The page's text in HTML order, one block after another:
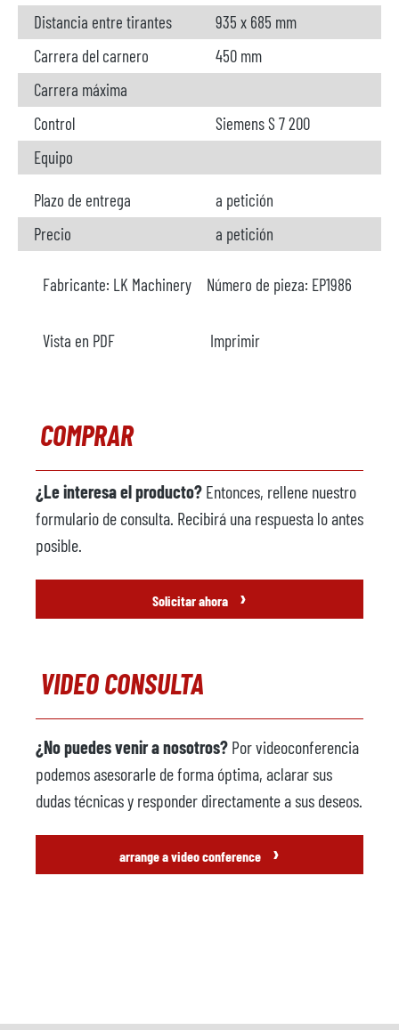
Distancia entre tirantes
935 x 685 mm
Carrera del carnero
450 mm
Carrera máxima
Control
Siemens S 7 200
Equipo
Plazo de entrega
a petición
Precio
a petición
Fabricante: LK Machinery Número de pieza: EP1986
Vista en PDF Imprimir
COMPRAR
¿Le interesa el producto? Entonces, rellene nuestro
formulario de consulta. Recibirá una respuesta lo antes
posible.
Solicitar ahora ›
VIDEO CONSULTA
¿No puedes venir a nosotros? Por videoconferencia
podemos asesorarle de forma óptima, aclarar sus
dudas técnicas y responder directamente a sus deseos.
arrange a video conference ›